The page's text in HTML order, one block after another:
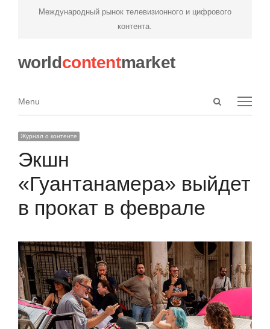
Международный рынок телевизионного и цифрового
контента.
worldcontentmarket
Open
Menu
Menu
Журнал о контенте
Экшн
«Гуантанамера» выйдет
в прокат в феврале